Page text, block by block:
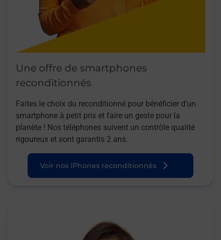
Une offre de smartphones
reconditionnés
Faites le choix du reconditionné pour bénéficier d’un
smartphone à petit prix et faire un geste pour la
planète ! Nos téléphones suivent un contrôle qualité
rigoureux et sont garantis 2 ans.
Voir nos iPhones reconditionnés